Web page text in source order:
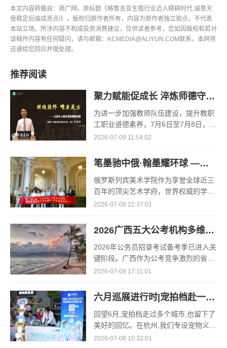
本文内容转载自：商广网，原标题《格鲁吉亚生殖行业迈入精耕时代,诚意天
使稳定后端成亮点!》，版权归原作者所有，内容为原作者独立观点，不代表
本站立场。所涉内容不构成投资消费建议，仅供读者参考。您如因版权和若对
该稿件内容有任何疑问，请与邮箱：KCMEDIA@ALIYUN.COM联系，本网将
迅速给您回应并做处理。
推荐阅读
聚力赋能促成长 淬炼师德守初心——杭州市丁兰幼儿园2025学年第二学期暑期师德培训
为进一步加强教师队伍建设，提升教职
工职业道德素养，7月6日至7月8日，杭
州市丁兰幼儿园全体教职工齐聚一堂，
并对2025学年的工作进行了
2026-07-09 11:54:02
笔墨驰中俄·翰墨耀环球 ——诗书画先锋代表王锁平
俄罗斯列宾美术学院作为享誉全球近三
百年的顶尖艺术学府，世界权威的学院
派学术体系，推动跨国艺术交融与文明
设、构建中俄高端艺术
2026-07-08 22:37:01
2026广西五大公考机构多维度横向对比综合测评与排行榜
2026年公务员招录考试备考季已进入关
键阶段。广西作为公考竞争激烈的省份
之一,面对市场上林立的培训机构,考生
量、课程体系、技
2026-07-08 17:11:01
六月巡展进行时|宠拍档赴一场行业与养宠人的双向奔赴！
回望6月,宠拍档走过多个城市,也留下了
美好的回忆。在杭州,我们专设宠物义
诊;在兰州,遇见了可爱的羊驼;在绍兴,我
2026-07-08 10:32:01